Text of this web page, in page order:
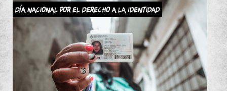
Día Nacional por el Derecho a la Identidad